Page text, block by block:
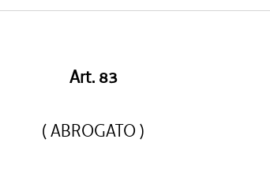
Art. 83
( ABROGATO )